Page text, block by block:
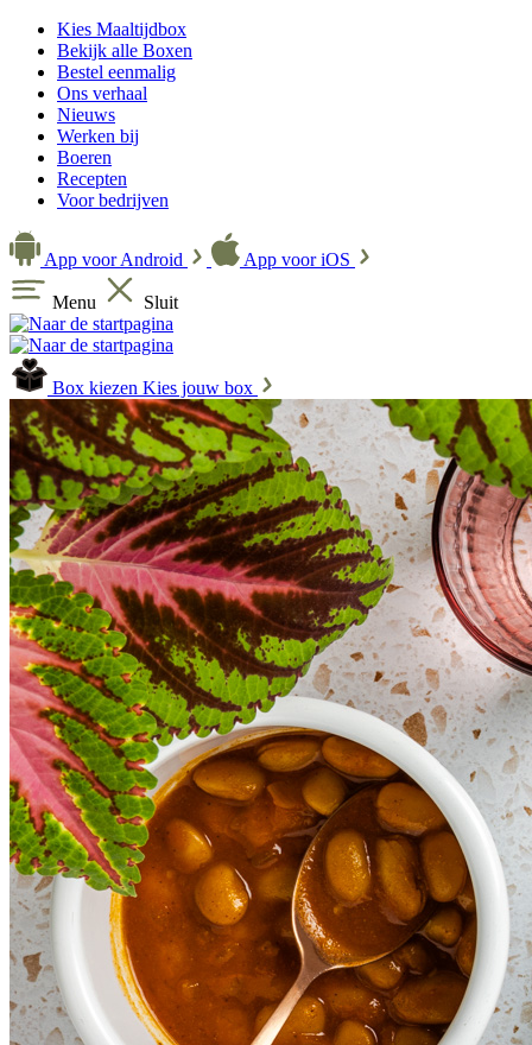
Kies Maaltijdbox
Bekijk alle Boxen
Bestel eenmalig
Ons verhaal
Nieuws
Werken bij
Boeren
Recepten
Voor bedrijven
App voor Android App voor iOS
Menu Sluit
Box kiezen Kies jouw box